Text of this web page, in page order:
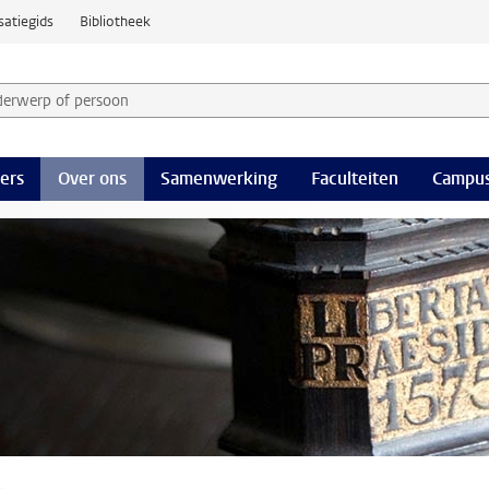
Bibliotheek
of persoon en selecteer categorie
Over ons Samenwerking Faculteiten